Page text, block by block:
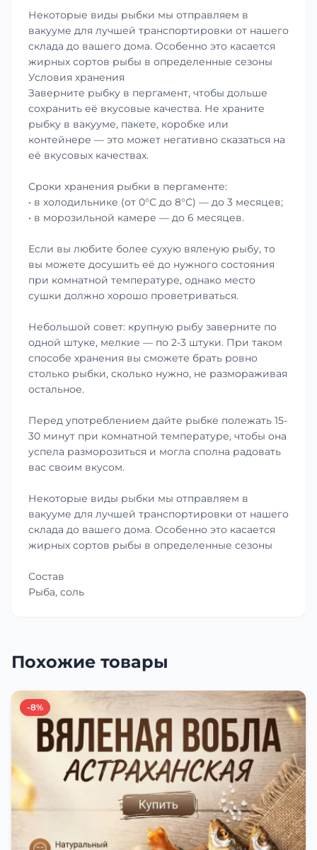
Некоторые виды рыбки мы отправляем в
вакууме для лучшей транспортировки от нашего
склада до вашего дома. Особенно это касается
жирных сортов рыбы в определенные сезоны
Условия хранения
Заверните рыбку в пергамент, чтобы дольше
сохранить её вкусовые качества. Не храните
рыбку в вакууме, пакете, коробке или
контейнере — это может негативно сказаться на
её вкусовых качествах.
Сроки хранения рыбки в пергаменте:
• в холодильнике (от 0°С до 8°С) — до 3 месяцев;
• в морозильной камере — до 6 месяцев.
Если вы любите более сухую вяленую рыбу, то
вы можете досушить её до нужного состояния
при комнатной температуре, однако место
сушки должно хорошо проветриваться.
Небольшой совет: крупную рыбу заверните по
одной штуке, мелкие — по 2-3 штуки. При таком
способе хранения вы сможете брать ровно
столько рыбки, сколько нужно, не размораживая
остальное.
Перед употреблением дайте рыбке полежать 15-
30 минут при комнатной температуре, чтобы она
успела разморозиться и могла сполна радовать
вас своим вкусом.
Некоторые виды рыбки мы отправляем в
вакууме для лучшей транспортировки от нашего
склада до вашего дома. Особенно это касается
жирных сортов рыбы в определенные сезоны
Состав
Рыба, соль
Похожие товары
-8%